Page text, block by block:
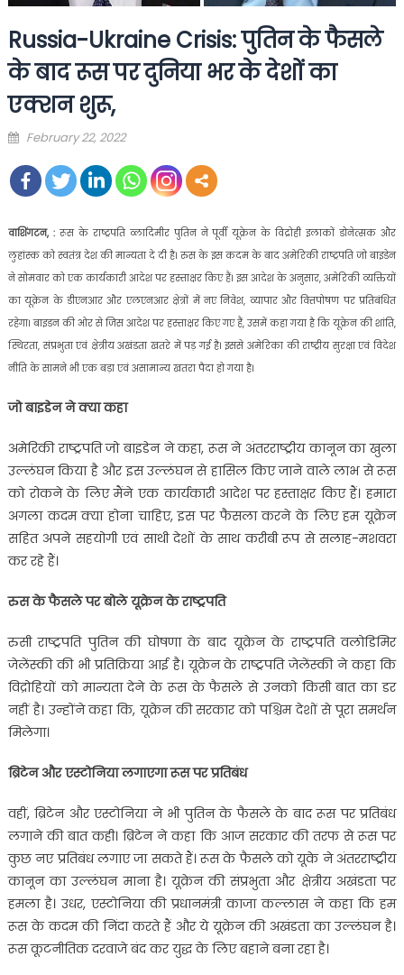
Russia-Ukraine Crisis: पुतिन के फैसले
के बाद रूस पर दुनिया भर के देशों का
एक्शन शुरू,
Posted
February 22, 2022
वाशिंगटन, :रूस के राष्ट्रपति व्लादिमीर पुतिन ने पूर्वी यूक्रेन के विद्रोही इलाकों डोनेत्सक और
लुहांस्क को स्वतंत्र देश की मान्यता दे दी है। रुस के इस कदम के बाद अमेरिकी राष्ट्रपति जो बाइडेन
ने सोमवार को एक कार्यकारी आदेश पर हस्ताक्षर किए हैं। इस आदेश के अनुसार, अमेरिकी व्यक्तियों
का यूक्रेन के डीएनआर और एलएनआर क्षेत्रों में नए निवेश, व्यापार और वित्तपोषण पर प्रतिबंधित
रहेगा। बाइडन की ओर से जिस आदेश पर हस्ताक्षर किए गए हैं, उसमें कहा गया है कि यूक्रेन की शांति,
स्थिरता, संप्रभुता एवं क्षेत्रीय अखंडता खतरे में पड़ गई है। इससे अमेरिका की राष्ट्रीय सुरक्षा एवं विदेश
नीति के सामने भी एक बड़ा एवं असामान्य खतरा पैदा हो गया है।
जो बाइडेन ने क्या कहा
अमेरिकी राष्ट्रपति जो बाइडेन ने कहा, रूस ने अंतरराष्ट्रीय कानून का खुला
उल्लंघन किया है और इस उल्लंघन से हासिल किए जाने वाले लाभ से रूस
को रोकने के लिए मैंने एक कार्यकारी आदेश पर हस्ताक्षर किए हैं। हमारा
अगला कदम क्या होना चाहिए, इस पर फैसला करने के लिए हम यूक्रेन
सहित अपने सहयोगी एवं साथी देशों के साथ करीबी रूप से सलाह-मशवरा
कर रहे हैं।
रुस के फैसले पर बोले यूक्रेन के राष्ट्रपति
रुसी राष्ट्रपति पुतिन की घोषणा के बाद यूक्रेन के राष्ट्रपति वलोडिमिर
जेलेंस्की की भी प्रतिक्रिया आई है। यूक्रेन के राष्ट्रपति जेलेंस्की ने कहा कि
विद्रोहियों को मान्यता देने के रूस के फैसले से उनको किसी बात का डर
नहीं है। उन्होंने कहा कि, यूक्रेन की सरकार को पश्चिम देशों से पूरा समर्थन
मिलेगा।
ब्रिटेन और एस्टोनिया लगाएगा रूस पर प्रतिबंध
वहीं, ब्रिटेन और एस्टोनिया ने भी पुतिन के फैसले के बाद रूस पर प्रतिबंध
लगाने की बात कही। ब्रिटेन ने कहा कि आज सरकार की तरफ से रूस पर
कुछ नए प्रतिबंध लगाए जा सकते हैं। रूस के फैसले को यूके ने अंतरराष्ट्रीय
कानून का उल्लंघन माना है। यूक्रेन की संप्रभुता और क्षेत्रीय अखंडता पर
हमला है। उधर, एस्टोनिया की प्रधानमंत्री काजा कल्लास ने कहा कि हम
रूस के कदम की निंदा करते हैं और ये यूक्रेन की अखंडता का उल्लंघन है।
रूस कूटनीतिक दरवाजे बंद कर युद्ध के लिए बहाने बना रहा है।